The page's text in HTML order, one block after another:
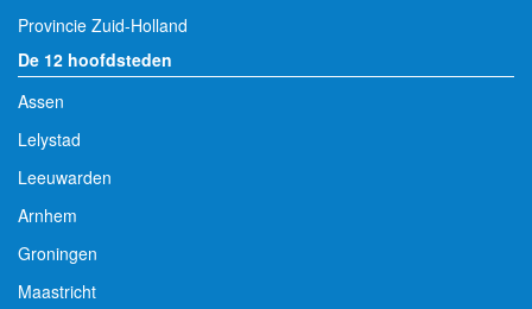
Provincie Zuid-Holland
De 12 hoofdsteden
Assen
Lelystad
Leeuwarden
Arnhem
Groningen
Maastricht